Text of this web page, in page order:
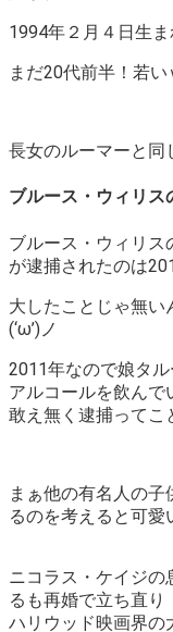
1994年２月４日生ま
まだ20代前半！若い
長女のルーマーと同
ブルース・ウィリス
ブルース・ウィリス
が逮捕されたのは
大したことじゃ無い
(‘ω’)ノ
2011年なので娘タ
アルコールを飲んで
敢え無く逮捕ってこ
まぁ他の有名人の
るのを考えると可愛
ニコラス・ケイジの
るも再婚で立ち直り
ハリウッド映画界の